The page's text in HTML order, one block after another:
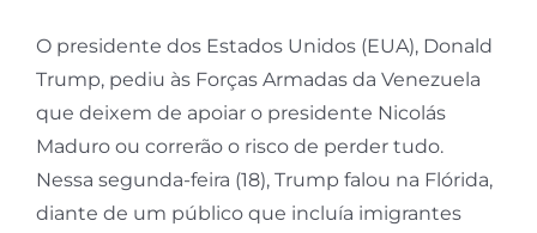
O presidente dos Estados Unidos (EUA), Donald
Trump, pediu às Forças Armadas da Venezuela
que deixem de apoiar o presidente Nicolás
Maduro ou correrão o risco de perder tudo.
Nessa segunda-feira (18), Trump falou na Flórida,
diante de um público que incluía imigrantes